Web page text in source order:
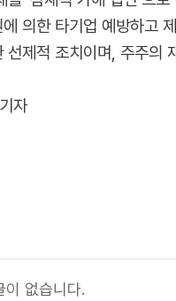
의한 타기업 예방하고
선제적 조치이며, 주주의
자
이 없습니다.